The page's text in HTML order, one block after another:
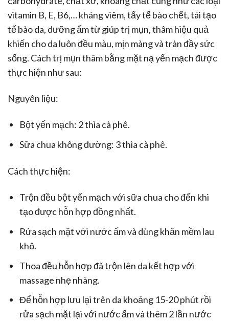
vitamin B, E, B6,… kháng viêm, tẩy tế bào chết, tái tạo
tế bào da, dưỡng ẩm từ giúp trị mụn, thâm hiệu quả
khiến cho da luôn đều màu, mịn màng và tràn đầy sức
sống. Cách trị mụn thâm bằng mặt nạ yến mạch được
thực hiện như sau:
Nguyên liệu:
Bột yến mạch: 2 thìa cà phê.
Sữa chua không đường: 3 thìa cà phê.
Cách thực hiện:
Trộn đều bột yến mạch với sữa chua cho đến khi
tạo được hỗn hợp đồng nhất.
Rửa sạch mặt với nước ấm và dùng khăn mềm lau
khô.
Thoa đều hỗn hợp đã trộn lên da kết hợp với
massage nhẹ nhàng.
Để hỗn hợp lưu lại trên da khoảng 15-20 phút rồi
rửa sạch mặt lại với nước ấm và thêm 2 lần nước